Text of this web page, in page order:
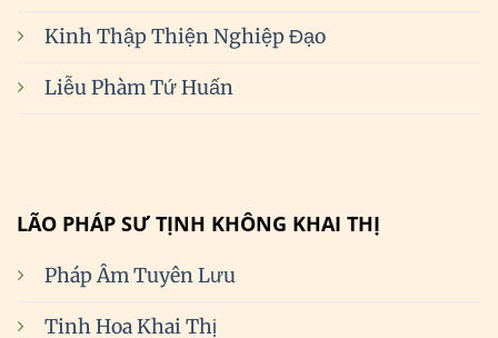
Kinh Thập Thiện Nghiệp Đạo
Liễu Phàm Tứ Huấn
LÃO PHÁP SƯ TỊNH KHÔNG KHAI THỊ
Pháp Âm Tuyên Lưu
Tinh Hoa Khai Thị